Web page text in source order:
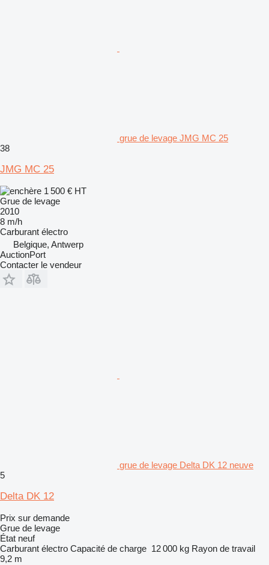
grue de levage JMG MC 25
38
JMG MC 25
1 500 € HT
Grue de levage
2010
8 m/h
Carburant électro
Belgique, Antwerp
AuctionPort
Contacter le vendeur
grue de levage Delta DK 12 neuve
5
Delta DK 12
Prix sur demande
Grue de levage
État neuf
Carburant électro Capacité de charge 12 000 kg Rayon de travail
9,2 m